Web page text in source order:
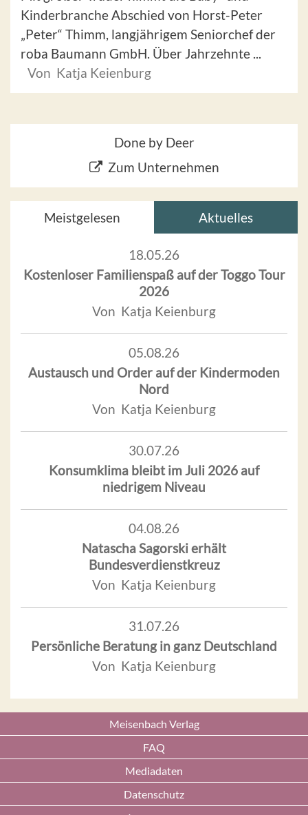
Kinderbranche Abschied von Horst-Peter
„Peter“ Thimm, langjährigem Seniorchef der
roba Baumann GmbH. Über Jahrzehnte ...
Von Katja Keienburg
Done by Deer
Zum Unternehmen
Meistgelesen Aktuelles
18.05.26
Kostenloser Familienspaß auf der Toggo Tour
2026
Von Katja Keienburg
05.08.26
Austausch und Order auf der Kindermoden
Nord
Von Katja Keienburg
30.07.26
Konsumklima bleibt im Juli 2026 auf
niedrigem Niveau
04.08.26
Natascha Sagorski erhält
Bundesverdienstkreuz
Von Katja Keienburg
31.07.26
Persönliche Beratung in ganz Deutschland
Von Katja Keienburg
Meisenbach Verlag
FAQ
Mediadaten
Datenschutz